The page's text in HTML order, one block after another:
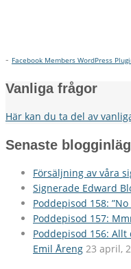
- Facebook Members WordPress
Vanliga frågor
Här kan du ta del av
Senaste
Försäljning av våra
Signerade Edward
Poddepisod 158:
Poddepisod 157:
Poddepisod 156:
Emil Åreng 23 april,